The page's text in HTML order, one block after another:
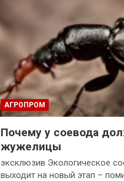
АГРОПРОМ
Почему у соевода
жужелицы
эксклюзив Экологическое
выходит на новый этап –